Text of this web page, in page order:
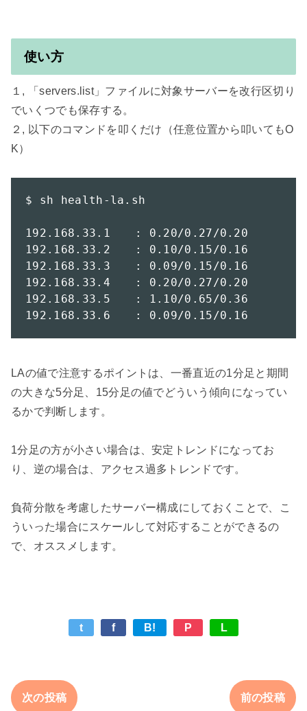
使い方
１, 「servers.list」ファイルに対象サーバーを改行区切り
でいくつでも保存する。
２, 以下のコマンドを叩くだけ（任意位置から叩いてもO
K）
$ sh health-la.sh
192.168.33.1	: 0.20/0.27/0.20
192.168.33.2	: 0.10/0.15/0.16
192.168.33.3	: 0.09/0.15/0.16
192.168.33.4	: 0.20/0.27/0.20
192.168.33.5	: 1.10/0.65/0.36
192.168.33.6	: 0.09/0.15/0.16
LAの値で注意するポイントは、一番直近の1分足と期間
の大きな5分足、15分足の値でどういう傾向になってい
るかで判断します。
1分足の方が小さい場合は、安定トレンドになってお
り、逆の場合は、アクセス過多トレンドです。
負荷分散を考慮したサーバー構成にしておくことで、こ
ういった場合にスケールして対応することができるの
t f B! P L
次の投稿 前の投稿